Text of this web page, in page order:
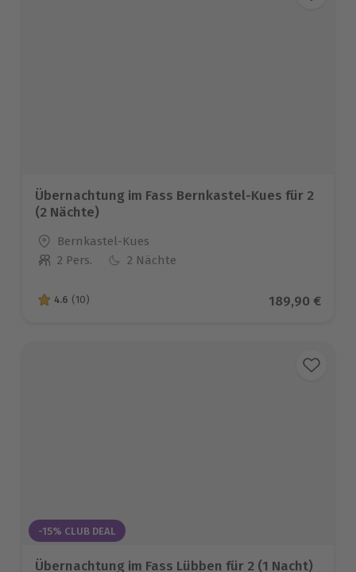
Übernachtung im Fass Bernkastel-Kues für 2
(2 Nächte)
Standort
Bernkastel-Kues
Anzahl der Teilnehmer
2 Pers. 2 Nächte
4.6 von 5 Sternen basierend auf 10 Bewertungen
4.6 (10) Aktueller
189,90 €
-15% CLUB DEAL
Übernachtung im Fass Lübben für 2 (1 Nacht)